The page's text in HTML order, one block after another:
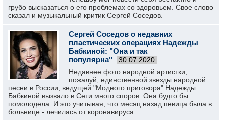
грубо высказаться о его проблемах со здоровьем. Свое слово
сказал и музыкальный критик Сергей Соседов.
Сергей Соседов о недавних
пластических операциях Надежды
Бабкиной: "Она и так
популярна"
30.07.2020
Недавнее фото народной артистки,
пожалуй, единственной звезды народной
песни в России, ведущей "Модного приговора" Надежды
Бабкиной вызвало в Сети много споров. Она будто бы
помолодела. И это учитывая, что месяц назад певица была в
больнице - лечилась от коронавируса.